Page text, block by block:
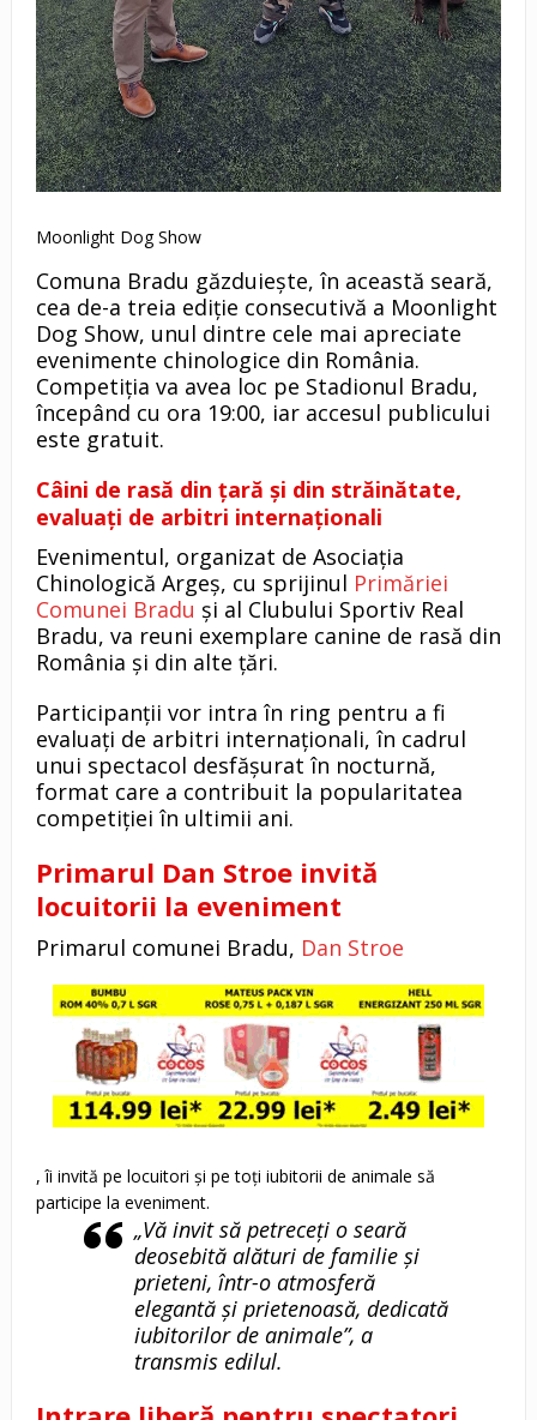
Moonlight Dog Show
Comuna Bradu găzduiește, în această seară,
cea de-a treia ediție consecutivă a Moonlight
Dog Show, unul dintre cele mai apreciate
evenimente chinologice din România.
Competiția va avea loc pe Stadionul Bradu,
începând cu ora 19:00, iar accesul publicului
este gratuit.
Câini de rasă din țară și din străinătate,
evaluați de arbitri internaționali
Evenimentul, organizat de Asociația
Chinologică Argeș, cu sprijinul Primăriei
Comunei Bradu și al Clubului Sportiv Real
Bradu, va reuni exemplare canine de rasă din
România și din alte țări.
Participanții vor intra în ring pentru a fi
evaluați de arbitri internaționali, în cadrul
unui spectacol desfășurat în nocturnă,
format care a contribuit la popularitatea
competiției în ultimii ani.
Primarul Dan Stroe invită
locuitorii la eveniment
Primarul comunei Bradu, Dan Stroe
, îi invită pe locuitori și pe toți iubitorii de animale să
participe la eveniment.
„Vă invit să petreceți o seară
deosebită alături de familie și
prieteni, într-o atmosferă
elegantă și prietenoasă, dedicată
iubitorilor de animale”, a
transmis edilul.